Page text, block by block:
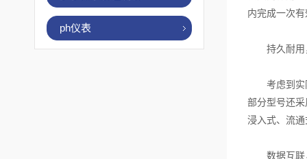
ph仪表
内完成一次
持久耐用
考虑到实际
部分型号还
浸入式、流
数据互联